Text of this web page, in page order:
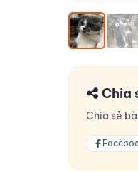
Chia
Chia sẻ